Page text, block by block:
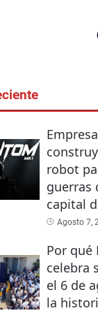
robot
guerras
capital
Agosto 7,
Por qué
celebra
el 6 de
la